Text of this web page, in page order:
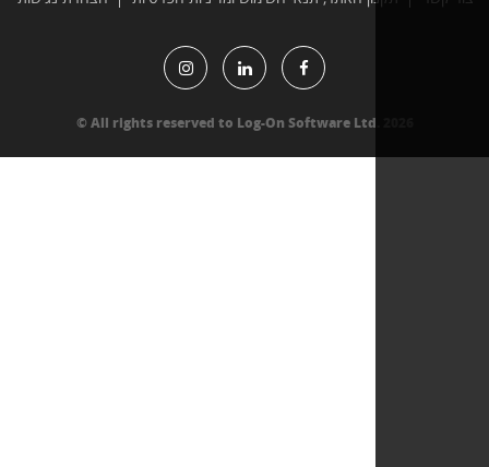
All rights reserved to Log-On Software Ltd. 2026 ©